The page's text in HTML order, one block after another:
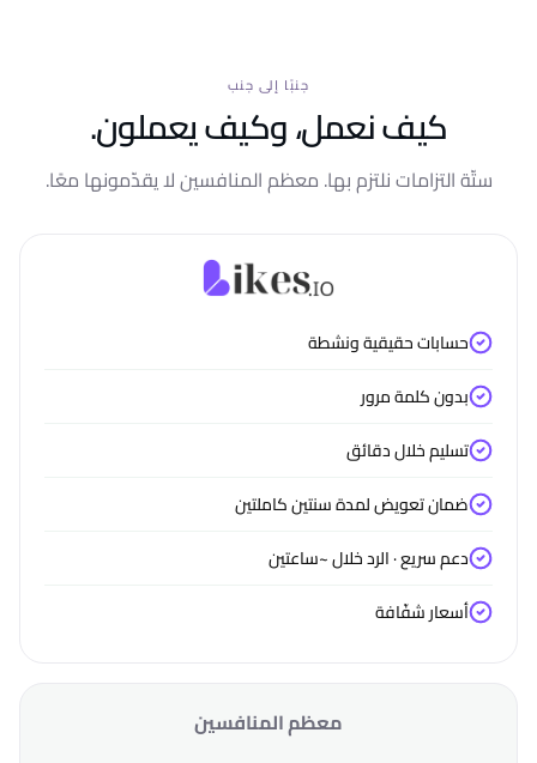
جنبًا إلى جنب
كيف نعمل، وكيف يعملون.
ستّة التزامات نلتزم بها. معظم المنافسين لا يقدّمونها معًا.
حسابات حقيقية ونشطة
بدون كلمة مرور
تسليم خلال دقائق
ضمان تعويض لمدة سنتين كاملتين
دعم سريع · الرد خلال ~ساعتين
أسعار شفّافة
معظم المنافسين